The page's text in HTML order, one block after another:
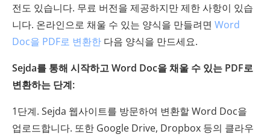
전도 있습니다. 무료 버전을 제공하지만 제한 사항이 있습
니다. 온라인으로 채울 수 있는 양식을 만들려면 Word
Doc을 PDF로 변환한 다음 양식을 만드세요.
Sejda를 통해 시작하고 Word Doc을 채울 수 있는 PDF로
변환하는 단계:
1단계. Sejda 웹사이트를 방문하여 변환할 Word Doc을
업로드합니다. 또한 Google Drive, Dropbox 등의 클라우